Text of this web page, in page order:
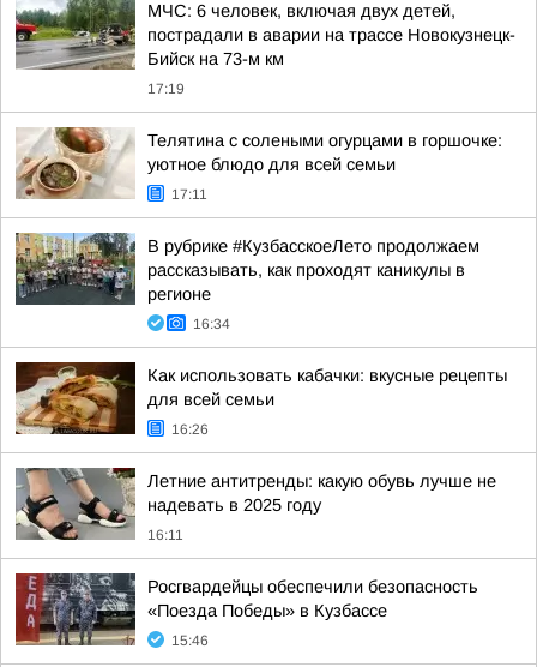
МЧС: 6 человек, включая двух детей,
пострадали в аварии на трассе Новокузнецк-
Бийск на 73-м км
17:19
Телятина с солеными огурцами в горшочке:
уютное блюдо для всей семьи
17:11
В рубрике #КузбасскоеЛето продолжаем
рассказывать, как проходят каникулы в
регионе
16:34
Как использовать кабачки: вкусные рецепты
для всей семьи
16:26
Летние антитренды: какую обувь лучше не
надевать в 2025 году
16:11
Росгвардейцы обеспечили безопасность
«Поезда Победы» в Кузбассе
15:46